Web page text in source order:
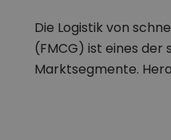
Die Logistik von
(FMCG) ist eines der
Marktsegmente.